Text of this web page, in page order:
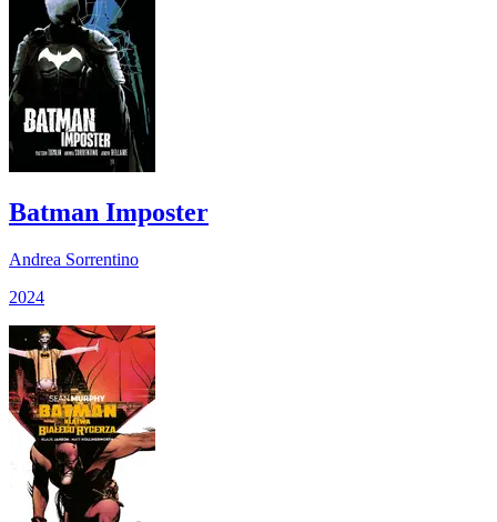
Batman Imposter
Andrea Sorrentino
2024